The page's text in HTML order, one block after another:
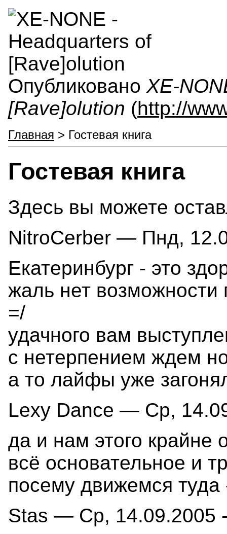
Опубликовано XE-
[Rave]olution (http://
Главная > Гостевая книга
Гостевая книга
Здесь вы можете
NitroCerber — Пнд,
Екатеринбург - это
жаль нет возможности
=/
удачного вам
с нетерпением ждем
а то лайфы уже
Lexy Dance — Ср,
да и нам этого крайне
всё основательное и
посему движемся туда
Stas — Ср, 14.09.2005